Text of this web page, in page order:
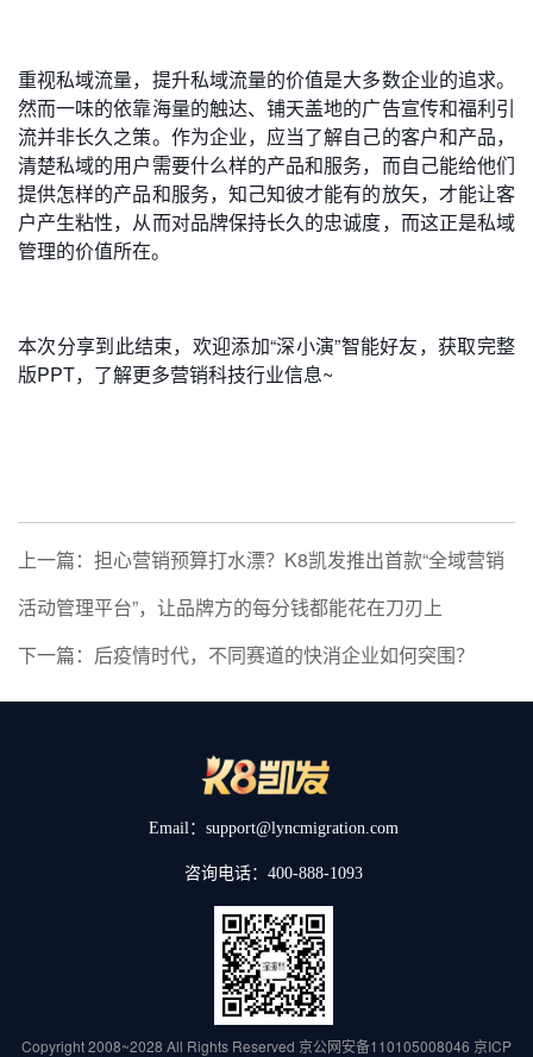
重视私域流量，提升私域流量的价值是大多数企业的追求。
然而一味的依靠海量的触达、铺天盖地的广告宣传和福利引
流并非长久之策。作为企业，应当了解自己的客户和产品，
清楚私域的用户需要什么样的产品和服务，而自己能给他们
提供怎样的产品和服务，知己知彼才能有的放矢，才能让客
户产生粘性，从而对品牌保持长久的忠诚度，而这正是私域
管理的价值所在。
本次分享到此结束，欢迎添加“深小演”智能好友，获取完整
版PPT，了解更多营销科技行业信息~
上一篇：担心营销预算打水漂？K8凯发推出首款“全域营销
活动管理平台”，让品牌方的每分钱都能花在刀刃上
下一篇：后疫情时代，不同赛道的快消企业如何突围？
Email：support@lyncmigration.com
咨询电话：400-888-1093
Copyright 2008~2028 All Rights Reserved 京公网安备110105008046 京ICP